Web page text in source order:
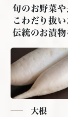
旬のお野菜
こわだり抜い
伝統のお漬物
大根